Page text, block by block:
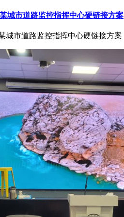
城市道路监控指挥中心硬链接方案
城市道路监控指挥中心硬链接方案